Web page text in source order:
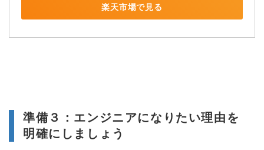
楽天市場で見る
準備３：エンジニアになりたい理由を
明確にしましょう